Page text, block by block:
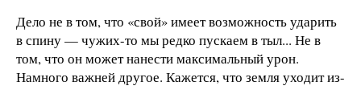
Дело не в том, что «свой» имеет возможность ударить
в спину — чужих-то мы редко пускаем в тыл... Не в
том, что он может нанести максимальный урон.
Намного важней другое. Кажется, что земля уходит из-